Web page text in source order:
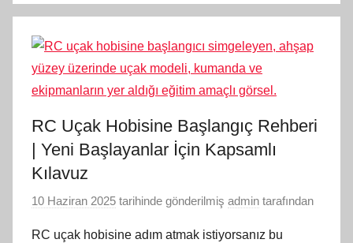
RC Uçak Hobisine Başlangıç Rehberi
| Yeni Başlayanlar İçin Kapsamlı
Kılavuz
10 Haziran 2025 tarihinde gönderilmiş admin tarafından
RC uçak hobisine adım atmak istiyorsanız bu